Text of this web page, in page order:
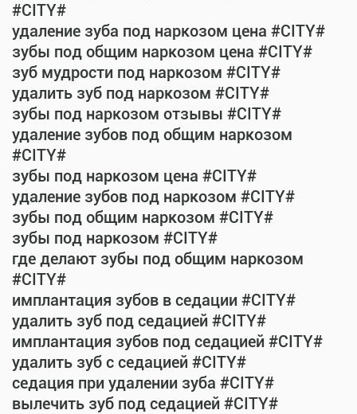
#CITY#
удаление зуба под наркозом цена #CITY#
зубы под общим наркозом цена #CITY#
зуб мудрости под наркозом #CITY#
удалить зуб под наркозом #CITY#
зубы под наркозом отзывы #CITY#
удаление зубов под общим наркозом
#CITY#
зубы под наркозом цена #CITY#
удаление зубов под наркозом #CITY#
зубы под общим наркозом #CITY#
зубы под наркозом #CITY#
где делают зубы под общим наркозом
#CITY#
имплантация зубов в седации #CITY#
удалить зуб под седацией #CITY#
имплантация зубов под седацией #CITY#
удалить зуб с седацией #CITY#
седация при удалении зуба #CITY#
вылечить зуб под седацией #CITY#